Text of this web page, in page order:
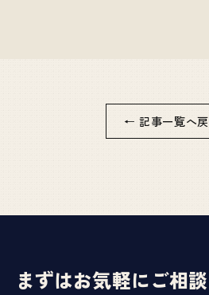
← 記事一覧へ戻
まずはお気軽にご相談